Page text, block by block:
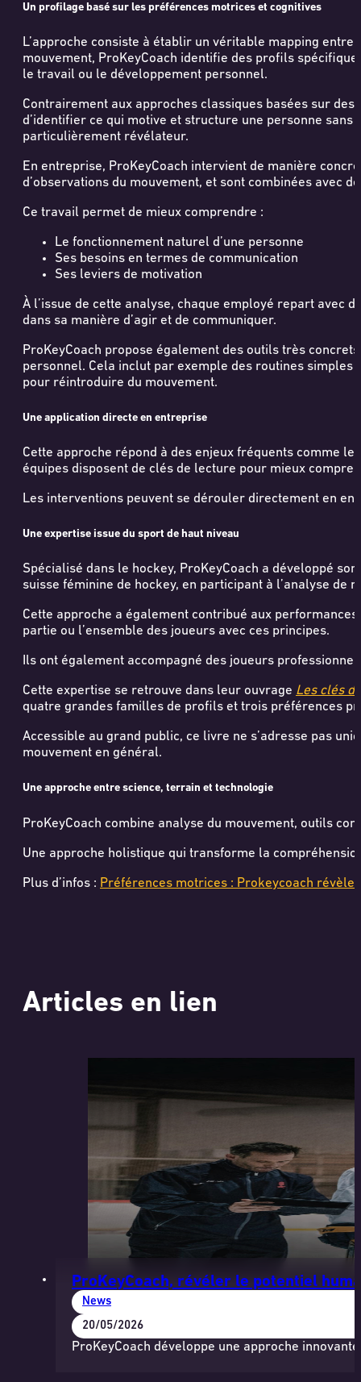
Un profilage basé sur les préférences motrices et cognitives
L’approche consiste à établir un véritable mapping
mouvement, ProKeyCoach identifie des profils
le travail ou le développement personnel.
Contrairement aux approches classiques basées sur
d’identifier ce qui motive et structure une personne
particulièrement révélateur.
En entreprise, ProKeyCoach intervient de manière
d’observations du mouvement, et sont combinées avec
Ce travail permet de mieux comprendre :
Le fonctionnement naturel d’une personne
Ses besoins en termes de communication
Ses leviers de motivation
À l’issue de cette analyse, chaque employé repart avec
dans sa manière d’agir et de communiquer.
ProKeyCoach propose également des outils très
personnel. Cela inclut par exemple des routines
pour réintroduire du mouvement.
Une application directe en entreprise
Cette approche répond à des enjeux fréquents comme
équipes disposent de clés de lecture pour mieux
Les interventions peuvent se dérouler directement en
Une expertise issue du sport de haut niveau
Spécialisé dans le hockey, ProKeyCoach a développé
suisse féminine de hockey, en participant à l’analyse de
Cette approche a également contribué aux
partie ou l’ensemble des joueurs avec ces principes.
Ils ont également accompagné des joueurs
Cette expertise se retrouve dans leur ouvrage Les clés
quatre grandes familles de profils et trois préférences
Accessible au grand public, ce livre ne s’adresse pas
mouvement en général.
Une approche entre science, terrain et technologie
ProKeyCoach combine analyse du mouvement, outils
Une approche holistique qui transforme la
Plus d’infos : Préférences motrices : Prokeycoach révèle
Articles en lien
ProKeyCoach, révéler le potentiel
News
20/05/2026
ProKeyCoach développe une approche